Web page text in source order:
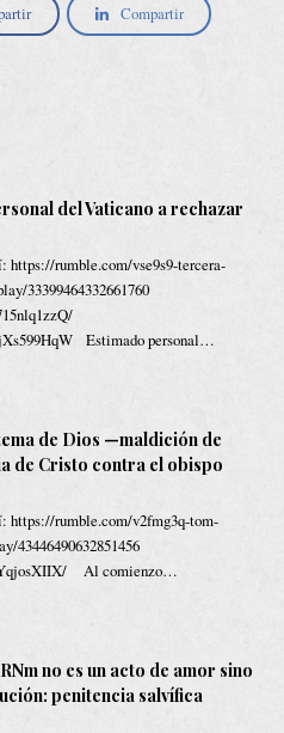
Compartir
del Vaticano a rechazar
https://rumble.com/vse9s9-tercera-
33399464332661760
Estimado personal…
de Dios —maldición de
de Cristo contra el obispo
https://rumble.com/v2fmg3q-tom-
43446490632851456
Al comienzo…
no es un acto de amor sino
penitencia salvífica